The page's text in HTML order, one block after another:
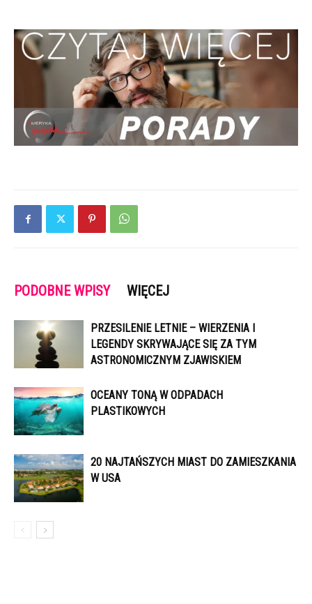
PODOBNE WPISY WIĘCEJ
PRZESILENIE LETNIE – WIERZENIA I
LEGENDY SKRYWAJĄCE SIĘ ZA TYM
ASTRONOMICZNYM ZJAWISKIEM
OCEANY TONĄ W ODPADACH
PLASTIKOWYCH
20 NAJTAŃSZYCH MIAST DO ZAMIESZKANIA
W USA